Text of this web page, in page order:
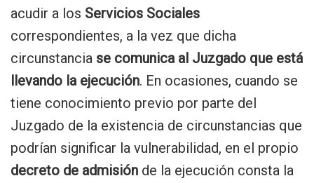
acudir a los Servicios Sociales
correspondientes, a la vez que dicha
circunstancia se comunica al Juzgado que está
llevando la ejecución. En ocasiones, cuando se
tiene conocimiento previo por parte del
Juzgado de la existencia de circunstancias que
podrían significar la vulnerabilidad, en el propio
decreto de admisión de la ejecución consta la